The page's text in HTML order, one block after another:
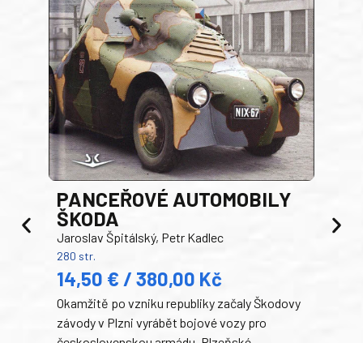
PANCEŘOVÉ AUTOMOBILY
ŠKODA
Jaroslav Špitálský, Petr Kadlec
280 str.
14,50 € / 380,00 Kč
Okamžitě po vzniku republiky začaly Škodovy
závody v Plzni vyrábět bojové vozy pro